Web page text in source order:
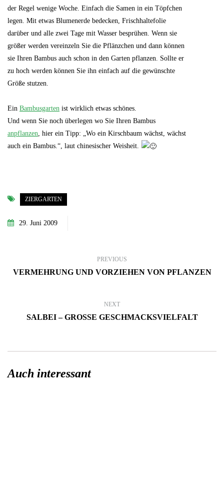
der Regel wenige Woche. Einfach die Samen in ein Töpfchen
legen. Mit etwas Blumenerde bedecken, Frischhaltefolie
darüber und alle zwei Tage mit Wasser besprühen. Wenn sie
größer werden vereinzeln Sie die Pflänzchen und dann können
sie Ihren Bambus auch schon in den Garten pflanzen. Sollte er
zu hoch werden können Sie ihn einfach auf die gewünschte
Größe stutzen.
Ein Bambusgarten ist wirklich etwas schönes.
Und wenn Sie noch überlegen wo Sie Ihren Bambus
anpflanzen, hier ein Tipp: „Wo ein Kirschbaum wächst, wächst
auch ein Bambus.“, laut chinesischer Weisheit.
ZIERGARTEN
29. Juni 2009
PREVIOUS
VERMEHRUNG UND VORZIEHEN VON PFLANZEN
NEXT
SALBEI – GROSSE GESCHMACKSVIELFALT
Auch interessant